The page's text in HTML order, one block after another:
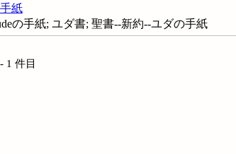
紙
の手紙; ユダ書; 聖書--新約--ユダの手紙
- 1 件目